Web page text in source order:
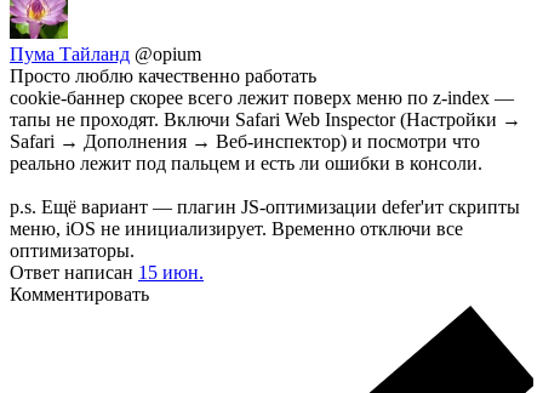
Пума Тайланд @opium
Просто люблю качественно работать
cookie-баннер скорее всего лежит поверх меню по z-index —
тапы не проходят. Включи Safari Web Inspector (Настройки →
Safari → Дополнения → Веб-инспектор) и посмотри что
реально лежит под пальцем и есть ли ошибки в консоли.
p.s. Ещё вариант — плагин JS-оптимизации defer'ит скрипты
меню, iOS не инициализирует. Временно отключи все
оптимизаторы.
Ответ написан 15 июн.
Комментировать